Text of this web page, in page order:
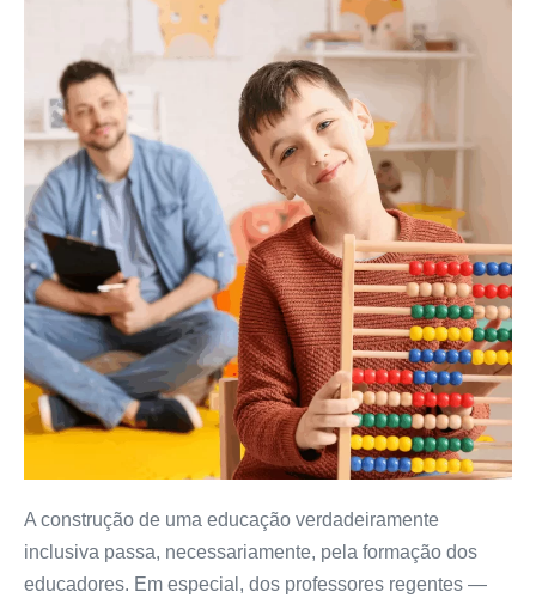
A construção de uma educação verdadeiramente
inclusiva passa, necessariamente, pela formação dos
educadores. Em especial, dos professores regentes —